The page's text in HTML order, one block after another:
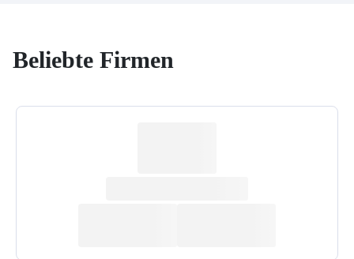
Beliebte Firmen